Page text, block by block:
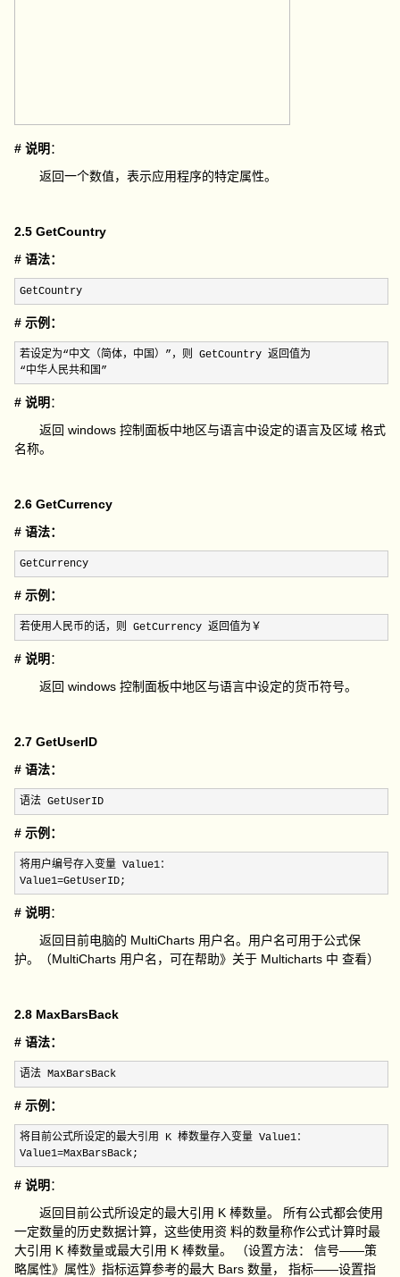
# 说明 ：
返回一个数值，表示应用程序的特定属性。
2.5 GetCountry
# 语法：
GetCountry
# 示例：
若设定为“中文（简体，中国）”，则 GetCountry 返回值为
“中华人民共和国”
# 说明 ：
返回 windows 控制面板中地区与语言中设定的语言及区域 格式
名称。
2.6 GetCurrency
# 语法：
GetCurrency
# 示例：
若使用人民币的话，则 GetCurrency 返回值为￥
# 说明 ：
返回 windows 控制面板中地区与语言中设定的货币符号。
2.7 GetUserID
# 语法：
语法 GetUserID
# 示例：
将用户编号存入变量 Value1：
Value1=GetUserID;
# 说明 ：
返回目前电脑的 MultiCharts 用户名。用户名可用于公式保
护。（MultiCharts 用户名，可在帮助》关于 Multicharts 中 查看）
2.8 MaxBarsBack
# 语法：
语法 MaxBarsBack
# 示例：
将目前公式所设定的最大引用 K 棒数量存入变量 Value1：
Value1=MaxBarsBack;
# 说明 ：
返回目前公式所设定的最大引用 K 棒数量。 所有公式都会使用
一定数量的历史数据计算，这些使用资 料的数量称作公式计算时最
大引用 K 棒数量或最大引用 K 棒数量。 （设置方法： 信号——策
略属性》属性》指标运算参考的最大 Bars 数量， 指标——设置指